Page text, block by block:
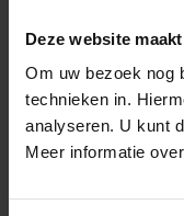
Deze website
Om uw bezoek nog
technieken in.
analyseren. U kunt
Meer informatie
Bouwen van een
Datum vergunning:
13-11-1973
Adres:
Wervershoof,